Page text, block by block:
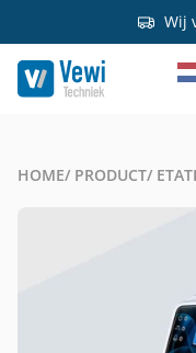
Wij
HOME/ PRODUCT/